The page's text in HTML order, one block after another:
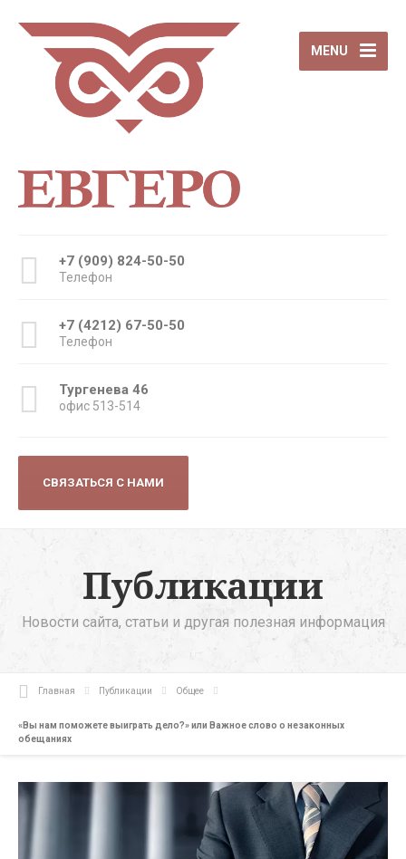
+7 (909) 824-50-50
Телефон
+7 (4212) 67-50-50
Телефон
MENU
Тургенева 46
офис 513-514
СВЯЗАТЬСЯ С НАМИ
Публикации
Новости сайта, статьи и другая полезная информация
Главная Публикации Общее
«Вы нам поможете выиграть дело?» или Важное слово о незаконных
обещаниях